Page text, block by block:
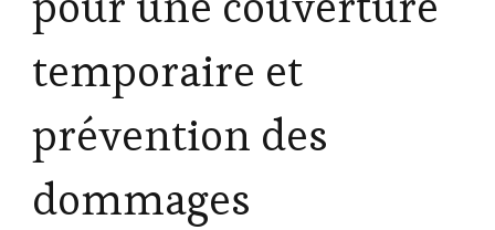
temporaire et
prévention des
dommages